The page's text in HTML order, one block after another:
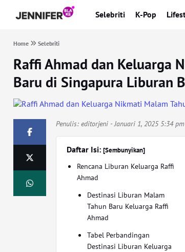
Selebriti K-Pop
Home Selebriti
Raffi Ahmad dan Keluarga
Baru di Singapura Liburan
Penulis:editorjeni - Januari 1, 2025 5:34 pm
Daftar Isi:[Sembunyikan]
Rencana Liburan Keluarga Raffi
Ahmad
Destinasi Liburan Malam
Tahun Baru Keluarga Raffi
Ahmad
Tabel Perbandingan
Destinasi Liburan Keluarga